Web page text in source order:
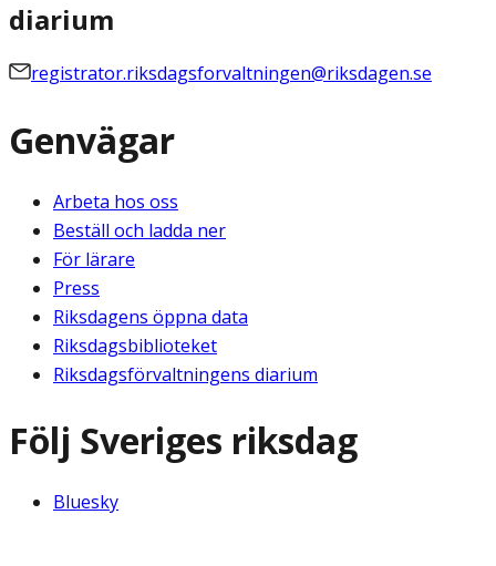
diarium
registrator.riksdagsforvaltningen@riksdagen.se
Genvägar
Arbeta hos oss
Beställ och ladda ner
För lärare
Press
Riksdagens öppna data
Riksdagsbiblioteket
Riksdagsförvaltningens diarium
Följ Sveriges riksdag
Bluesky